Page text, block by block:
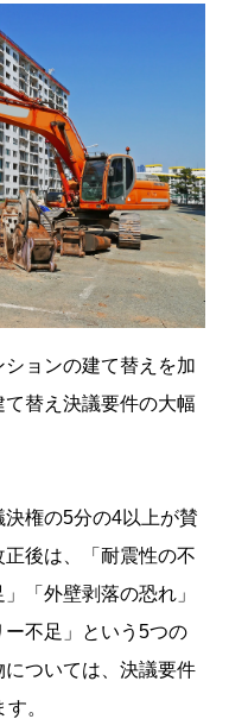
ョンの建て替えを加
替え決議要件の大幅
権の5分の4以上が賛
後は、「耐震性の不
「外壁剥落の恐れ」
ー不足」という5つの
ついては、決議要件
。